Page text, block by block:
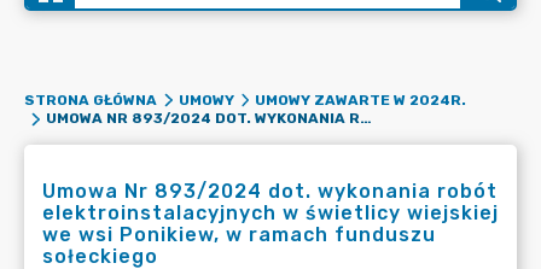
STRONA GŁÓWNA UMOWY
UMOWY ZAWARTE W 2024R.
UMOWA NR 893/2024 DOT. WYKONANIA ROBÓT ELEKTROINSTALACYJNYCH W ŚWIETLICY WIEJSKIEJ WE WSI PONIKIEW, W RAMACH FUNDUSZU SOŁECKIEGO
Umowa Nr 893/2024 dot. wykonania robót
elektroinstalacyjnych w świetlicy wiejskiej
we wsi Ponikiew, w ramach funduszu
sołeckiego